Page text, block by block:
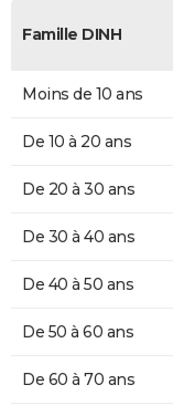
Famille DINH
Moins de 10 ans
De 10 à 20 ans
De 20 à 30 ans
De 30 à 40 ans
De 40 à 50 ans
De 50 à 60 ans
De 60 à 70 ans